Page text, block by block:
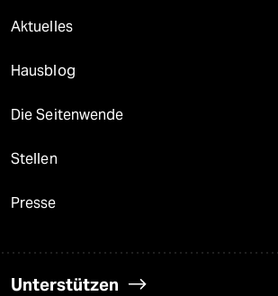
Aktuelles
Hausblog
Die Seitenwende
Stellen
Presse
Unterstützen